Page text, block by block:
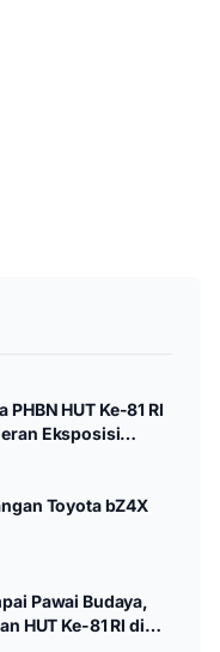
HUT Ke-81 RI
Eksposisi
Toyota bZ4X
Pawai Budaya,
HUT Ke-81 RI di